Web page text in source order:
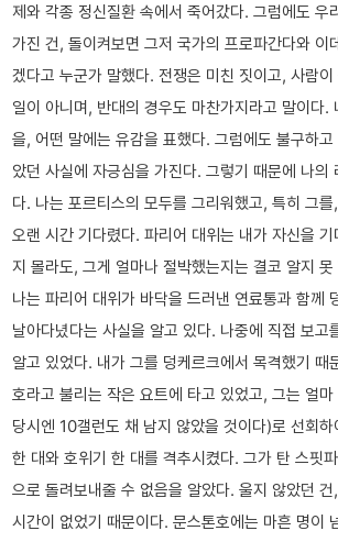
제와 각종 정신질환 속에서 죽어갔다. 그럼에도 우
가진 건, 돌이켜보면 그저 국가의 프로파간다와 이
겠다고 누군가 말했다. 전쟁은 미친 짓이고, 사람
일이 아니며, 반대의 경우도 마찬가지라고 말이다.
을, 어떤 말에는 유감을 표했다. 그럼에도 불구하
았던 사실에 자긍심을 가진다. 그렇기 때문에 나의
다. 나는 포르티스의 모두를 그리워했고, 특히 그
오랜 시간 기다렸다. 파리어 대위는 내가 자신을
지 몰라도, 그게 얼마나 절박했는지는 결코 알지 못
나는 파리어 대위가 바닥을 드러낸 연료통과 함께
날아다녔다는 사실을 알고 있다. 나중에 직접 보고
알고 있었다. 내가 그를 덩케르크에서 목격했기 때
호라고 불리는 작은 요트에 타고 있었고, 그는 얼
당시엔 10갤런도 채 남지 않았을 것이다)로 선회하
한 대와 호위기 한 대를 격추시켰다. 그가 탄 스핏
으로 돌려보내줄 수 없음을 알았다. 울지 않았던
시간이 없었기 때문이다. 문스톤호에는 마흔 명이